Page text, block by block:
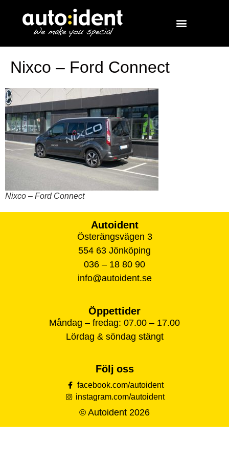
Nixco – Ford Connect
Nixco – Ford Connect
Autoident
Österängsvägen 3
554 63 Jönköping
036 – 18 80 90
info@autoident.se
Öppettider
Måndag – fredag: 07.00 – 17.00
Lördag & söndag stängt
Följ oss
facebook.com/autoident
instagram.com/autoident
© Autoident 2026